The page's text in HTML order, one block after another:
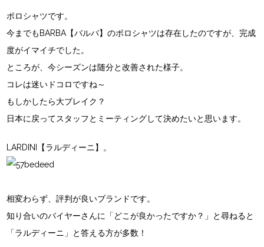
ポロシャツです。
今までもBARBA【バルバ】のポロシャツは存在したのですが、完成
度がイマイチでした。
ところが、今シーズンは随分と改善された様子。
コレは迷いドコロですね～
もしかしたら大ブレイク？
日本に戻ってスタッフとミーティングして決めたいと思います。
LARDINI【ラルディーニ】。
相変わらず、評判が良いブランドです。
知り合いのバイヤーさんに「どこが良かったですか？」と尋ねると
「ラルディーニ」と答える方が多数！